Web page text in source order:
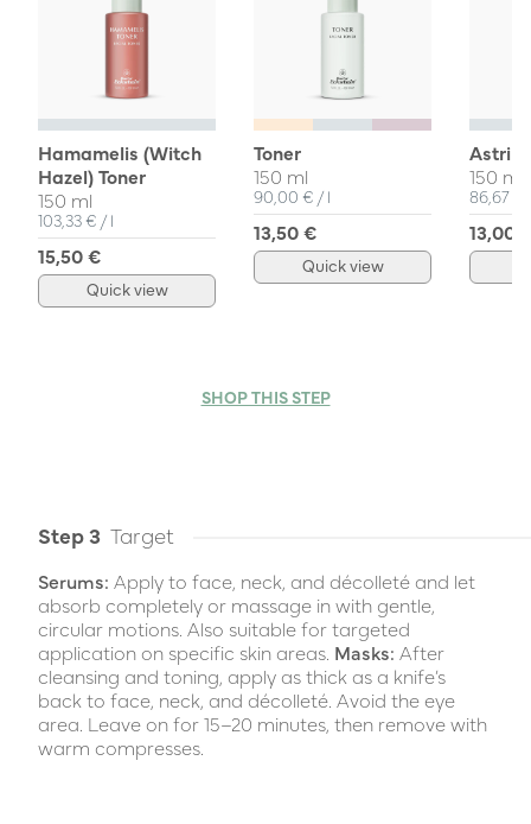
Hamamelis (Witch
Hazel) Toner
150 ml
Unit Price
103,33 € / per
l
15,50 €
Quick view
Toner
150 ml
Unit Price
90,00 € / per
l
13,50 €
Quick view
150 ml
Unit
86,67 €
13,00
SHOP THIS STEP
Step 3 Target
Serums: Apply to face, neck, and décolleté and let
absorb completely or massage in with gentle,
circular motions. Also suitable for targeted
application on specific skin areas. Masks: After
cleansing and toning, apply as thick as a knife’s
back to face, neck, and décolleté. Avoid the eye
area. Leave on for 15–20 minutes, then remove with
warm compresses.